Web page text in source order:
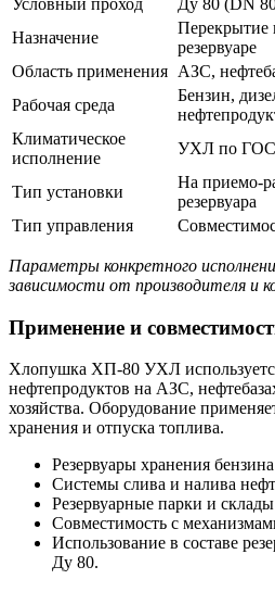
Назначение
Перекрытие
резервуаре
Область применения АЗС,
Рабочая среда
Бензин,
Климатическое
исполнение
УХЛ по
Тип установки
На приемо-
резервуара
Тип управления
Параметры конкретного
зависимости от производителя и
Применение и
Хлопушка ХП-80 УХЛ
нефтепродуктов на АЗС,
хозяйства. Оборудование
хранения и отпуска топлива.
Резервуары хранения
Системы слива и налива
Резервуарные парки и
Совместимость с
Использование в составе
Ду 80.